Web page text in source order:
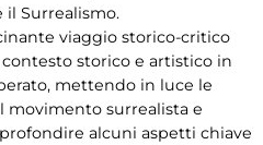
il Surrealismo.
viaggio storico-critico
storico e artistico in
mettendo in luce le
movimento surrealista e
alcuni aspetti chiave